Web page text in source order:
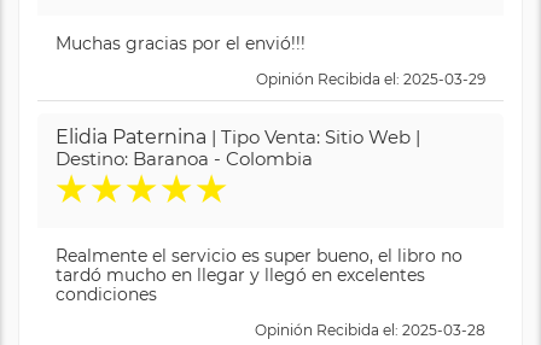
Muchas gracias por el envió!!!
Opinión Recibida el: 2025-03-29
Elidia Paternina | Tipo Venta: Sitio Web |
Destino: Baranoa - Colombia
★★★★★
Realmente el servicio es super bueno, el libro no
tardó mucho en llegar y llegó en excelentes
condiciones
Opinión Recibida el: 2025-03-28